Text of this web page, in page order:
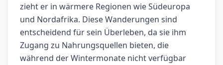
zieht er in wärmere Regionen wie Südeuropa
und Nordafrika. Diese Wanderungen sind
entscheidend für sein Überleben, da sie ihm
Zugang zu Nahrungsquellen bieten, die
während der Wintermonate nicht verfügbar